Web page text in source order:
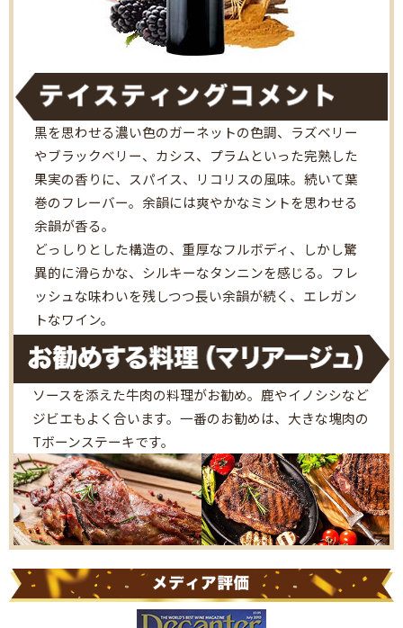
黒を思わせる濃い色のガーネットの色調、ラズベリー
やブラックベリー、カシス、プラムといった完熟した
果実の香りに、スパイス、リコリスの風味。続いて葉
巻のフレーバー。余韻には爽やかなミントを思わせる
余韻が香る。
どっしりとした構造の、重厚なフルボディ、しかし驚
異的に滑らかな、シルキーなタンニンを感じる。フレ
ッシュな味わいを残しつつ長い余韻が続く、エレガン
トなワイン。
ソースを添えた牛肉の料理がお勧め。鹿やイノシシなど
ジビエもよく合います。一番のお勧めは、大きな塊肉の
Tボーンステーキです。